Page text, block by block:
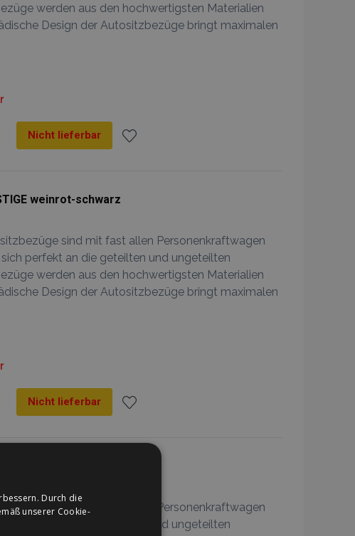
werden aus den hochwertigsten Materialien
Design der Autositzbezüge bringt maximalen
Nicht lieferbar
weinrot-schwarz
sind mit fast allen Personenkraftwagen
perfekt an die geteilten und ungeteilten
werden aus den hochwertigsten Materialien
Design der Autositzbezüge bringt maximalen
Nicht lieferbar
Wunschliste
sind mit fast allen Personenkraftwagen
perfekt an die geteilten und ungeteilten
Durch die
unserer Cookie-